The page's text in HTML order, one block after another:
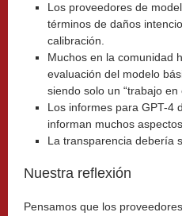
Los proveedores de
términos de daños
calibración.
Muchos en la comunidad
evaluación del modelo
siendo solo un “trabajo en
Los informes para GPT-4
informan muchos
La transparencia debería
Nuestra reflexión
Pensamos que los